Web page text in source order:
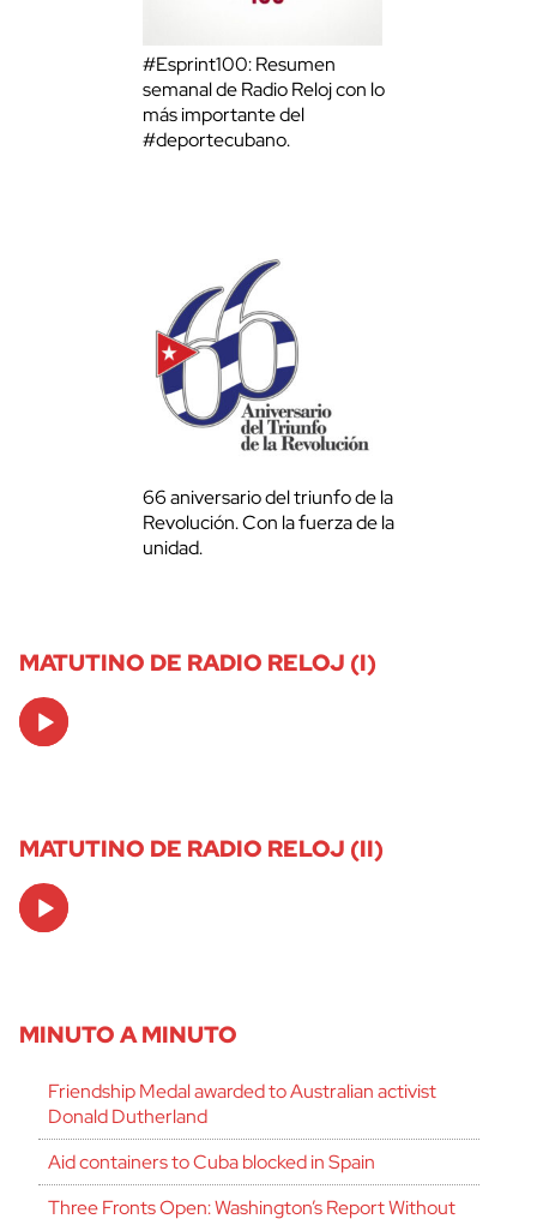
#Esprint100: Resumen
semanal de Radio Reloj con lo
más importante del
#deportecubano.
66 aniversario del triunfo de la
Revolución. Con la fuerza de la
unidad.
MATUTINO DE RADIO RELOJ (I)
Audio
Player
MATUTINO DE RADIO RELOJ (II)
Audio
Player
MINUTO A MINUTO
Friendship Medal awarded to Australian activist
Donald Dutherland
Aid containers to Cuba blocked in Spain
Three Fronts Open: Washington’s Report Without